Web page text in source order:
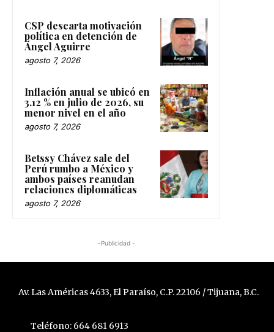
CSP descarta motivación
política en detención de
Ángel Aguirre
agosto 7, 2026
Inflación anual se ubicó en
3.12 % en julio de 2026, su
menor nivel en el año
agosto 7, 2026
Betssy Chávez sale del
Perú rumbo a México y
ambos países reanudan
relaciones diplomáticas
agosto 7, 2026
-Publicidad -
Av. Las Américas 4633, El Paraíso, C.P. 22106 / Tijuana, B.C.
Teléfono: 664 681 6913